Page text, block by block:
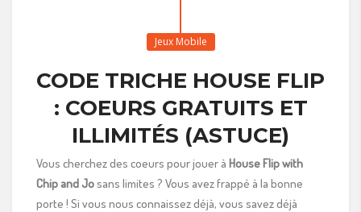
Jeux Mobile
CODE TRICHE HOUSE FLIP
: COEURS GRATUITS ET
ILLIMITÉS (ASTUCE)
Vous cherchez des coeurs pour jouer à House Flip with
Chip and Josans limites ? Vous avez frappé à la bonne
porte ! Si vous nous connaissez déjà, vous savez déjà